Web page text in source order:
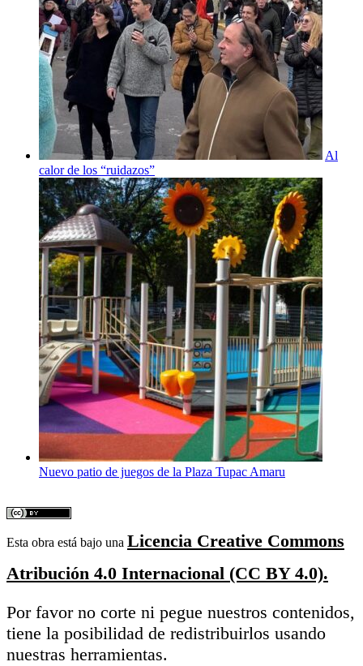
Al
calor de los “ruidazos”
Nuevo patio de juegos de la Plaza Tupac Amaru
Esta obra está bajo una Licencia Creative Commons
Atribución 4.0 Internacional (CC BY 4.0).
Por favor no corte ni pegue nuestros contenidos,
tiene la posibilidad de redistribuirlos usando
nuestras herramientas.